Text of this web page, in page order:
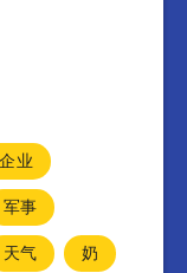
企业
军事
天气
奶